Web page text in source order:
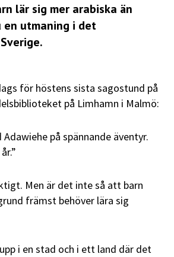
lär sig mer arabiska än
en utmaning i det
för höstens sista sagostund på
på Limhamn i Malmö:
på spännande äventyr.
Men är det inte så att barn
främst behöver lära sig
i en stad och i ett land där det